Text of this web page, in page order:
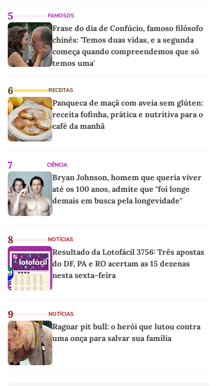
5 FAMOSOS
Frase do dia de Confúcio, famoso filósofo
chinês: 'Temos duas vidas, e a segunda
começa quando compreendemos que só
temos uma'
6 RECEITAS
Panqueca de maçã com aveia sem glúten:
receita fofinha, prática e nutritiva para o
café da manhã
7 CIÊNCIA
Bryan Johnson, homem que queria viver
até os 100 anos, admite que "foi longe
demais em busca pela longevidade"
8 NOTÍCIAS
Resultado da Lotofácil 3756: Três apostas
do DF, PA e RO acertam as 15 dezenas
nesta sexta-feira
9 NOTÍCIAS
Ragnar pit bull: o herói que lutou contra
uma onça para salvar sua família